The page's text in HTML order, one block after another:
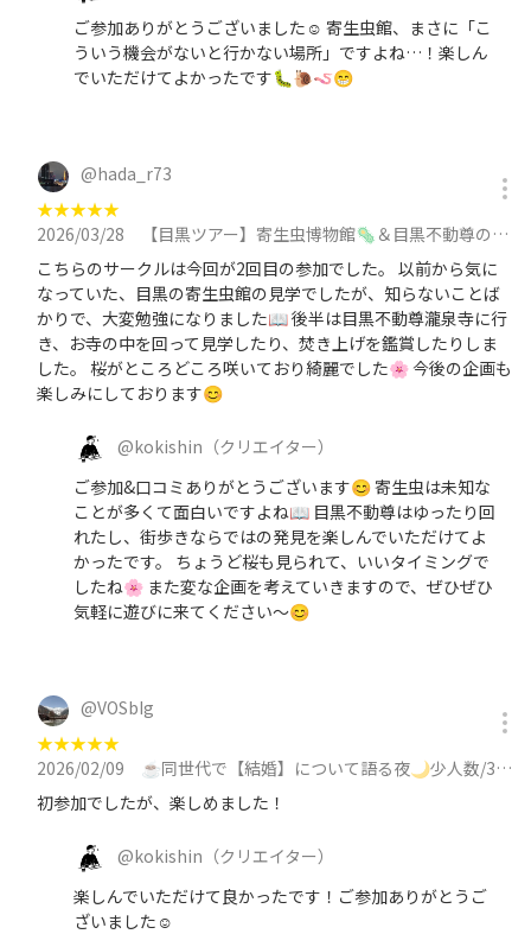
ご参加ありがとうございました☺ 寄生虫館、まさに「こ
ういう機会がないと行かない場所」ですよね…！楽しん
でいただけてよかったです🐛🐌🪱😁
@hada_r73
★★★★★
2026/03/28
【目黒ツアー】寄生虫博物館🦠＆目黒不動尊の縁日へ行こう✨目黒寄生虫館/縁日/神社仏閣/お焚き上げ/街歩きに参加
こちらのサークルは今回が2回目の参加でした。 以前から気に
なっていた、目黒の寄生虫館の見学でしたが、知らないことば
かりで、大変勉強になりました📖 後半は目黒不動尊瀧泉寺に行
き、お寺の中を回って見学したり、焚き上げを鑑賞したりしま
した。 桜がところどころ咲いており綺麗でした🌸 今後の企画も
楽しみにしております😊
@kokishin （クリエイター）
ご参加&口コミありがとうございます😊 寄生虫は未知な
ことが多くて面白いですよね📖 目黒不動尊はゆったり回
れたし、街歩きならではの発見を楽しんでいただけてよ
かったです。 ちょうど桜も見られて、いいタイミングで
したね🌸 また変な企画を考えていきますので、ぜひぜひ
気軽に遊びに来てください〜😊
@VOSbIg
★★★★★
2026/02/09
☕同世代で【結婚】について語る夜🌙少人数/30代メイン/途中参加OK！に参加
初参加でしたが、楽しめました！
@kokishin （クリエイター）
楽しんでいただけて良かったです！ご参加ありがとうご
ざいました☺